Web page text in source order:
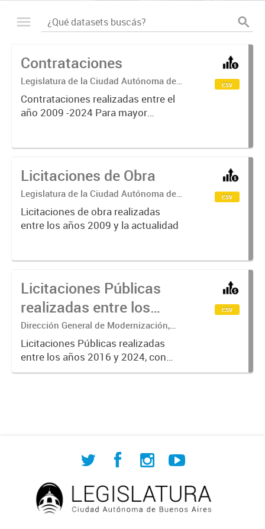
Contrataciones
Legislatura de la Ciudad Autónoma de
Buenos Aires
Contrataciones realizadas entre el
año 2009 -2024 Para mayor
cion/contrataciones.html
csv
Licitaciones de Obra
Legislatura de la Ciudad Autónoma de
Buenos Aires
Licitaciones de obra realizadas
entre los años 2009 y la actualidad
csv
Licitaciones Públicas
realizadas entre los
años 2016 y la
actualidad
Dirección General de Modernización,
Sustentabilidad y Fortalecimiento
Institucional
Licitaciones Públicas realizadas
entre los años 2016 y 2024, con
información sobre el número de
csv